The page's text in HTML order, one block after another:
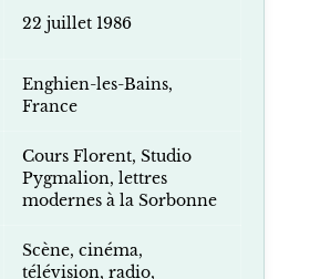
22 juillet 1986
Enghien-les-Bains,
France
Cours Florent, Studio
Pygmalion, lettres
modernes à la Sorbonne
Scène, cinéma,
télévision, radio,